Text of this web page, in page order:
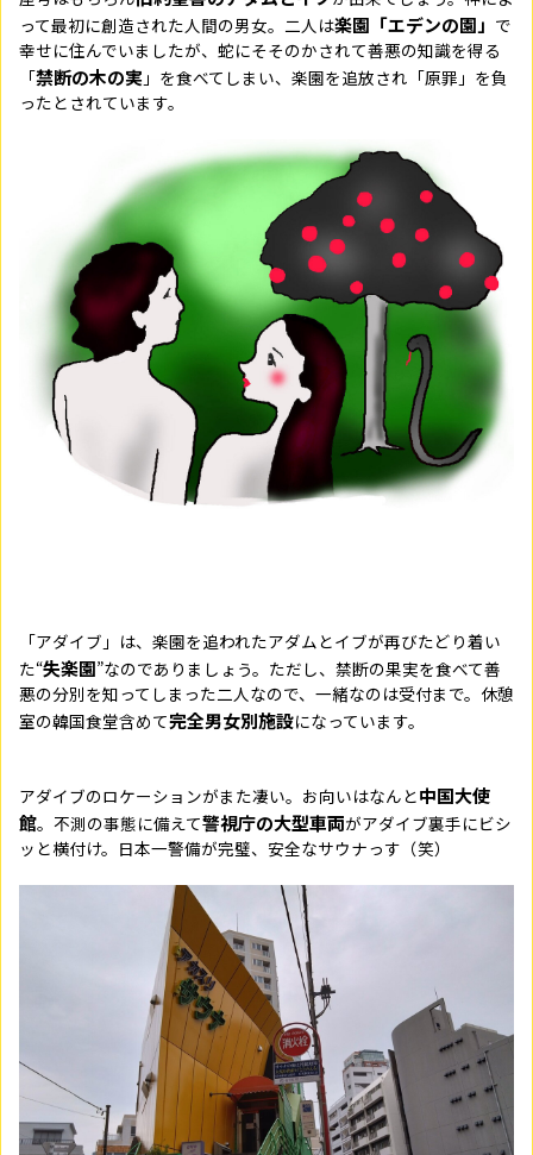
って最初に創造された人間の男女。二人は楽園「エデンの園」 で
幸せに住んでいましたが、蛇にそそのかされて善悪の知識を得る
「禁断の木の実 」を食べてしまい、楽園を追放され「原罪」を負
ったとされています。
「アダイブ」は、楽園を追われたアダムとイブが再びたどり着い
た“失楽園”なのでありましょう。ただし、禁断の果実を食べて善
悪の分別を知ってしまった二人なので、一緒なのは受付まで。休憩
室の韓国食堂含めて完全男女別施設になっています。
アダイブのロケーションがまた凄い。お向いはなんと中国大使
館。不測の事態に備えて警視庁の大型車両がアダイブ裏手にビシ
ッと横付け。日本一警備が完璧、安全なサウナっす（笑）